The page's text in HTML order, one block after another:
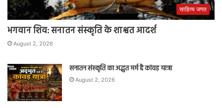
साहित्य जगत
भगवान शिव: सनातन संस्कृति के शाश्वत आदर्श
August 2, 2026
सनातन संस्कृति का अद्भुत मर्म है कांवड़ यात्रा
August 2, 2026